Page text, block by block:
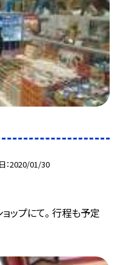
2020/01/30
ップにて。 行程も予定